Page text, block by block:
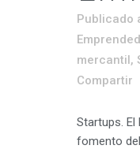
Publicado
mercantil,
Compartir
Startups. El
fomento